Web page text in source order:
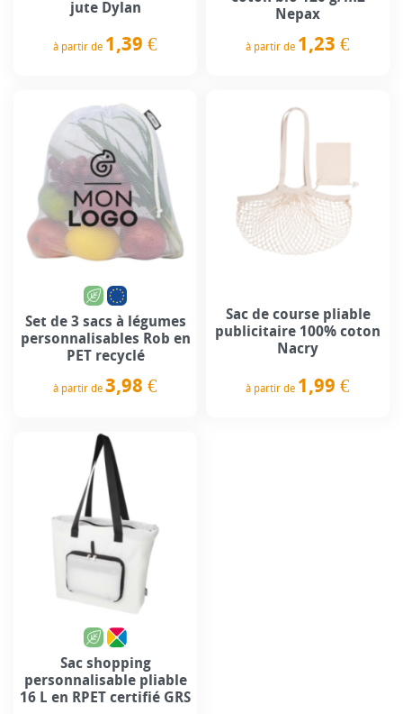
jute Dylan
à partir de 1,39 €
Nepax
à partir de 1,23 €
Set de 3 sacs à légumes
personnalisables Rob en
PET recyclé
à partir de 3,98 €
Sac de course pliable
publicitaire 100% coton
Nacry
à partir de 1,99 €
Sac shopping
personnalisable pliable
16 L en RPET certifié GRS